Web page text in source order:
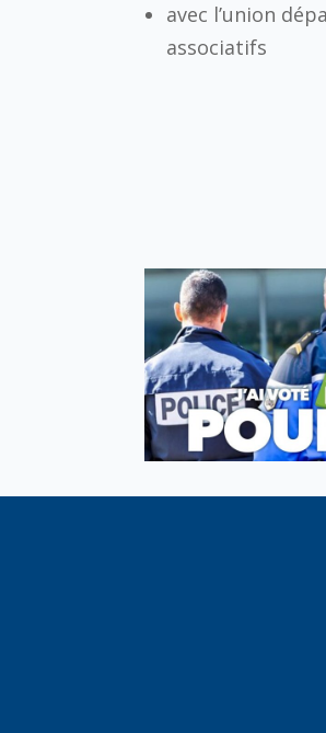
avec l’union
associatifs